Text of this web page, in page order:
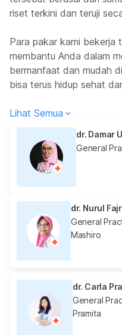
riset terkini dan teruji
Para pakar kami bekerja
membantu Anda dalam
bermanfaat dan mudah
bisa terus hidup sehat
Lihat Semua
dr. Damar
General
dr. Nurul
General
Mashiro
dr. Carla
General
Pramita